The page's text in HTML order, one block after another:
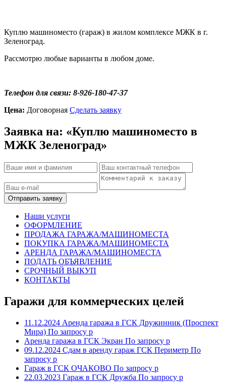
Куплю машиноместо (гараж) в жилом комплексе МЖК в г.
Зеленоград.
Рассмотрю любые варианты в любом доме.
Телефон для связи: 8-926-180-47-37
Цена: Договорная Сделать заявку
Заявка на: «Куплю машиноместо в
МЖК Зеленоград»
Отправить заявку
Наши услуги
ОФОРМЛЕНИЕ
ПРОДАЖА ГАРАЖА/МАШИНОМЕСТА
ПОКУПКА ГАРАЖА/МАШИНОМЕСТА
АРЕНДА ГАРАЖА/МАШИНОМЕСТА
ПОДАТЬ ОБЪЯВЛЕНИЕ
СРОЧНЫЙ ВЫКУП
КОНТАКТЫ
Гаражи для коммерческих целей
11.12.2024 Аренда гаража в ГСК Дружинник (Проспект
Мира) По запросу р
Аренда гаража в ГСК Экран По запросу р
09.12.2024 Сдам в аренду гараж ГСК Периметр По
запросу р
Гараж в ГСК ОЧАКОВО По запросу р
22.03.2023 Гараж в ГСК Дружба По запросу р